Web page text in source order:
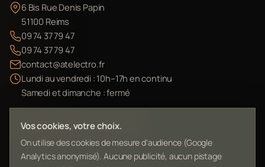
6 Bis Rue Denis Papin
51100 Reims
09 74 37 79 47
09 74 37 79 47
contact@atelectro.fr
Lundi au vendredi : 10h–17h en continu
Samedi et dimanche : fermé
Envoyer mon matériel
Vos cookies, votre choix.
On utilise des cookies de mesure d'audience (Google
Analytics anonymisé). Aucune publicité, aucun pistage